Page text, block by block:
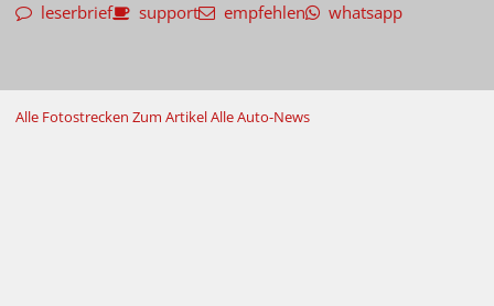
leserbrief support empfehlen whatsapp
Alle Fotostrecken Zum ArtikelAlle Auto-News